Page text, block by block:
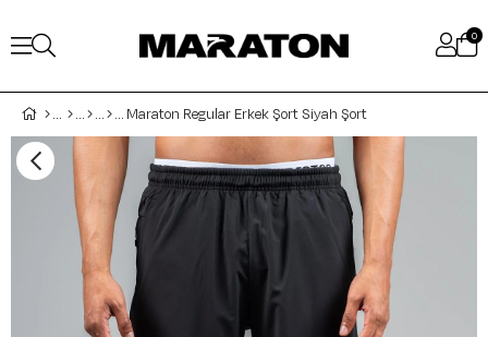
0
Maraton Regular Erkek Şort Siyah Şort